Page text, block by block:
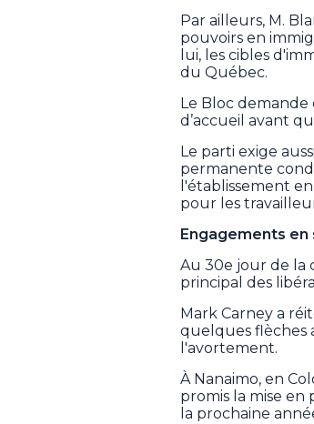
Par ailleurs, M.
pouvoirs en
lui, les cibles
du Québec.
Le Bloc
d’accueil avant
Le parti exige
permanente
l'établissement
pour les
Engagements en
Au 30e jour de la
principal des
Mark Carney a
quelques flèches
l'avortement.
À Nanaimo, en
promis la mise
la prochaine